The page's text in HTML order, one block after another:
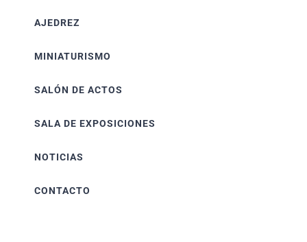
AJEDREZ
MINIATURISMO
SALÓN DE ACTOS
SALA DE EXPOSICIONES
NOTICIAS
CONTACTO